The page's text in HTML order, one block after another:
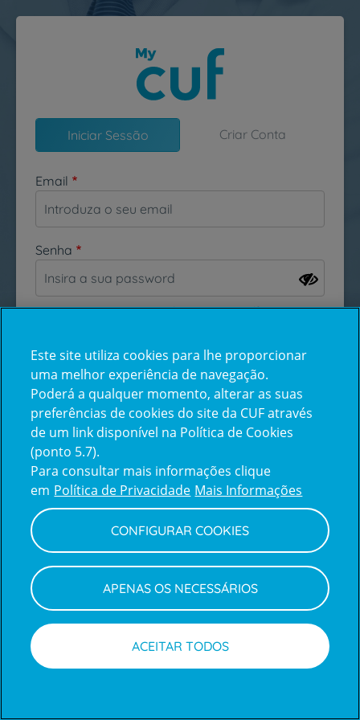
Passar para o conteúdo principal
Iniciar Sessão Criar Conta
Email
Senha
Esqueceu-se da sua password?
Inicie sessão com a Apple
Centro de Apoio ao Cliente | Política de Privacidade e Cookies
Este site utiliza cookies para lhe proporcionar
uma melhor experiência de navegação.
Poderá a qualquer momento, alterar as suas
preferências de cookies do site da CUF através
de um link disponível na Política de Cookies
(ponto 5.7).
Para consultar mais informações clique
em Política de Privacidade Mais Informações
CONFIGURAR COOKIES
APENAS OS NECESSÁRIOS
ACEITAR TODOS